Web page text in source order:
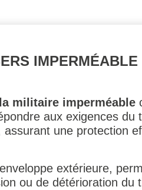
militaire imperméable
aux exigences du
une protection
extérieure,
ou de détérioration du